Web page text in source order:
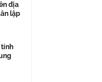
địa
lập
tính